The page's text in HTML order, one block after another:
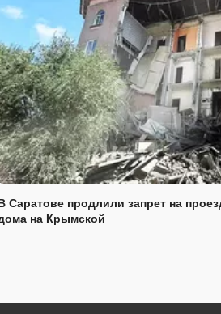
Саратове продлили запрет на
на Крымской